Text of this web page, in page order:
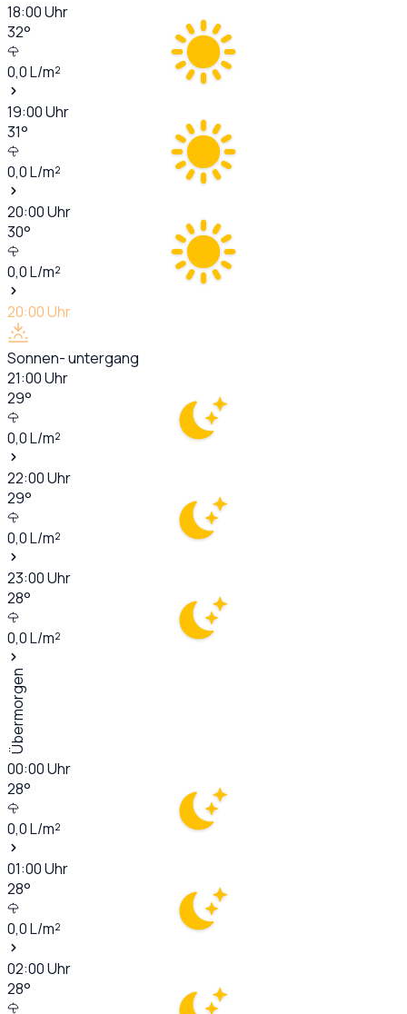
18:00Uhr
32°
0,0L/m²
19:00Uhr
31°
0,0L/m²
20:00Uhr
30°
0,0L/m²
20:00Uhr
Sonnen- untergang
21:00Uhr
29°
0,0L/m²
22:00Uhr
29°
0,0L/m²
23:00Uhr
28°
0,0L/m²
Übermorgen
00:00Uhr
28°
0,0L/m²
01:00Uhr
28°
0,0L/m²
02:00Uhr
28°